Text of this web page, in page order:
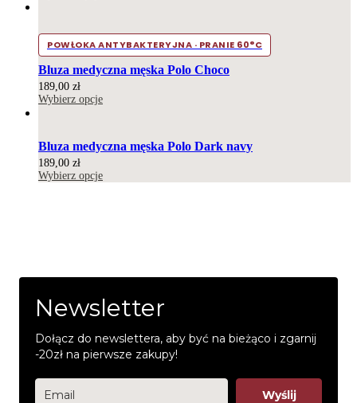
POWŁOKA ANTYBAKTERYJNA · PRANIE 60°C
Bluza medyczna męska Polo Choco
189,00 zł
Wybierz opcje
Bluza medyczna męska Polo Dark navy
189,00 zł
Wybierz opcje
Newsletter
Dołącz do newslettera, aby być na bieżąco i zgarnij
-20zł na pierwsze zakupy!
Wyślij